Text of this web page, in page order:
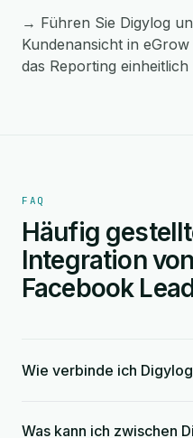
→ Führen Sie Digylog
Kundenansicht in
das Reporting einheitlich
FAQ
Häufig
Integration
Facebook
Wie verbinde ich
Was kann ich zwischen